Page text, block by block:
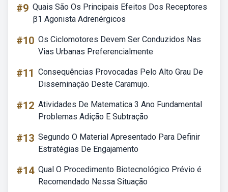
#9 Quais São Os Principais Efeitos Dos Receptores
β1 Agonista Adrenérgicos
#10 Os Ciclomotores Devem Ser Conduzidos Nas
Vias Urbanas Preferencialmente
#11 Consequências Provocadas Pelo Alto Grau De
Disseminação Deste Caramujo.
#12 Atividades De Matematica 3 Ano Fundamental
Problemas Adição E Subtração
#13 Segundo O Material Apresentado Para Definir
Estratégias De Engajamento
#14 Qual O Procedimento Biotecnológico Prévio é
Recomendado Nessa Situação